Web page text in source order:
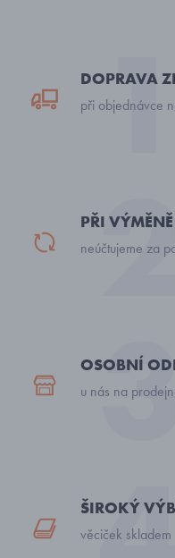
DOPRAVA
při objednávce
PŘI
neúčtujeme za
OSOBNÍ
u nás na
ŠIROKÝ
věciček skladem